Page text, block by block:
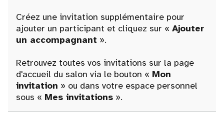
Créez une invitation supplémentaire pour
ajouter un participant et cliquez sur « Ajouter
un accompagnant ».
Retrouvez toutes vos invitations sur la page
d'accueil du salon via le bouton « Mon
invitation » ou dans votre espace personnel
sous « Mes invitations ».